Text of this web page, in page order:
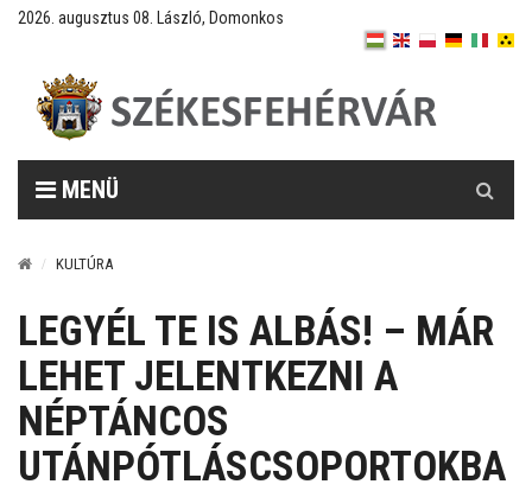
2026. augusztus 08. László, Domonkos
MENÜ
KULTÚRA
LEGYÉL TE IS ALBÁS! – MÁR
LEHET JELENTKEZNI A
NÉPTÁNCOS
UTÁNPÓTLÁSCSOPORTOKBA